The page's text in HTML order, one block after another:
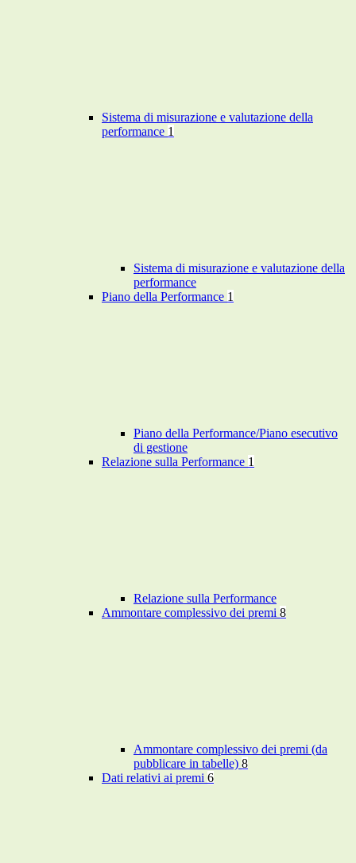
Sistema di misurazione e valutazione della
performance 1
Sistema di misurazione e valutazione della
performance
Piano della Performance 1
Piano della Performance/Piano esecutivo
di gestione
Relazione sulla Performance 1
Relazione sulla Performance
Ammontare complessivo dei premi 8
Ammontare complessivo dei premi (da
pubblicare in tabelle) 8
Dati relativi ai premi 6